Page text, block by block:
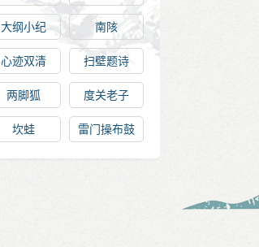
大纲小纪 南陔
心迹双清 扫壁题诗
两脚狐 度关老子
坎蛙 雷门操布鼓